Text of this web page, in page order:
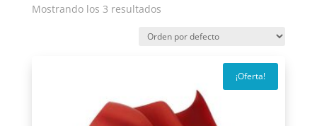
Mostrando los 3 resultados
¡Oferta!